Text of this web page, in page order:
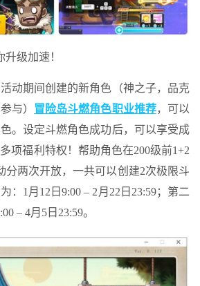
级加速！
动期间创建的新角色（神之子，品克
与） 冒险岛斗燃角色职业推荐，可以
。设定斗燃角色成功后，可以享受成
项福利特权！帮助角色在200级前1+2
分两次开放，一共可以创建2次极限斗
：1月12日9:00 – 2月22日23:59；第二
– 4月5日23:59。